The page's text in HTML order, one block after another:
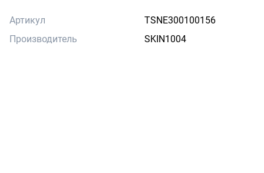
Артикул
TSNE300100156
Производитель
SKIN1004